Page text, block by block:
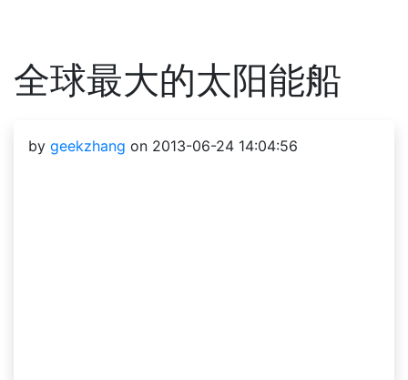
全球最大的太阳能船
by geekzhang on 2013-06-24 14:04:56